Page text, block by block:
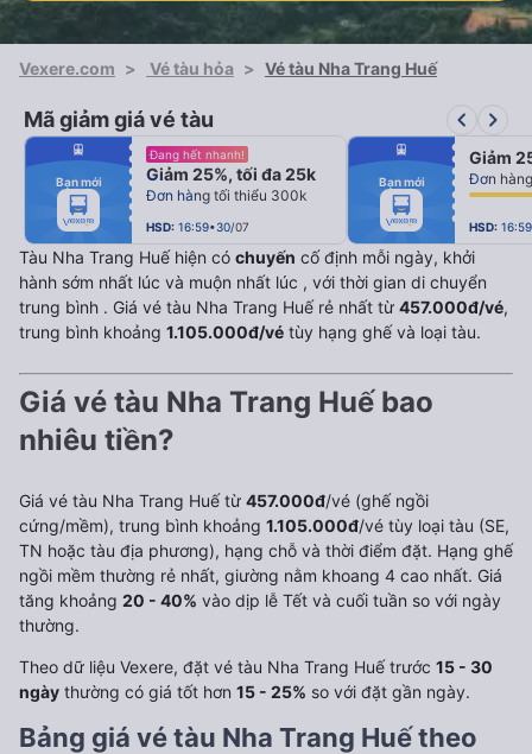
Vexere.com > Vé tàu hỏa > Vé tàu Nha Trang Huế
Mã giảm giá vé tàu keyboard_arrow_left keyboard_arrow_right
fiber_manual_record
fiber_manual_record
fiber_manual_record
fiber_manual_record
fiber_manual_record
fiber_manual_record
fiber_manual_record
Bạn mới
Đang hết nhanh!
Giảm 25%, tối đa 25k
Đơn hàng tối thiểu 300k
HSD: 16:59•30/07
fiber_manual_record
fiber_manual_record
fiber_manual_record
fiber_manual_record
fiber_manual_record
fiber_manual_record
fiber_manual_record
Bạn mới
Giảm
HSD:
Tàu Nha Trang Huế hiện có chuyến cố định mỗi ngày, khởi
hành sớm nhất lúc và muộn nhất lúc , với thời gian di chuyển
trung bình . Giá vé tàu Nha Trang Huế rẻ nhất từ 457.000đ/vé,
trung bình khoảng 1.105.000đ/vé tùy hạng ghế và loại tàu.
Giá vé tàu Nha Trang Huế bao
nhiêu tiền?
Giá vé tàu Nha Trang Huế từ 457.000đ/vé (ghế ngồi
cứng/mềm), trung bình khoảng 1.105.000đ/vé tùy loại tàu (SE,
TN hoặc tàu địa phương), hạng chỗ và thời điểm đặt. Hạng ghế
ngồi mềm thường rẻ nhất, giường nằm khoang 4 cao nhất. Giá
tăng khoảng 20 - 40% vào dịp lễ Tết và cuối tuần so với ngày
thường.
Theo dữ liệu Vexere, đặt vé tàu Nha Trang Huế trước 15 - 30
ngày thường có giá tốt hơn 15 - 25% so với đặt gần ngày.
Bảng giá vé tàu Nha Trang Huế theo